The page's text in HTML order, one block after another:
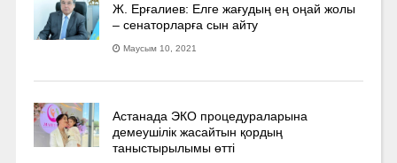
Ж. Ерғалиев: Елге жағудың ең оңай жолы
– сенаторларға сын айту
Маусым 10, 2021
Астанада ЭКО процедураларына
демеушілік жасайтын қордың
таныстырылымы өтті